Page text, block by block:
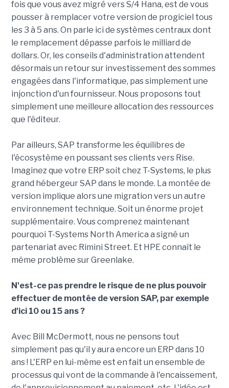
fois que vous avez migré vers S/4 Hana, est de vous
pousser à remplacer votre version de progiciel tous
les 3 à 5 ans. On parle ici de systèmes centraux dont
le remplacement dépasse parfois le milliard de
dollars. Or, les conseils d'administration attendent
désormais un retour sur investissement des sommes
engagées dans l'informatique, pas simplement une
injonction d'un fournisseur. Nous proposons tout
simplement une meilleure allocation des ressources
que l'éditeur.
Par ailleurs, SAP transforme les équilibres de
l'écosystème en poussant ses clients vers Rise.
Imaginez que votre ERP soit chez T-Systems, le plus
grand hébergeur SAP dans le monde. La montée de
version implique alors une migration vers un autre
environnement technique. Soit un énorme projet
supplémentaire. Vous comprenez maintenant
pourquoi T-Systems North America a signé un
partenariat avec Rimini Street. Et HPE connaît le
même problème sur Greenlake.
N'est-ce pas prendre le risque de ne plus pouvoir
effectuer de montée de version SAP, par exemple
d'ici 10 ou 15 ans ?
Avec Bill McDermott, nous ne pensons tout
simplement pas qu'il y aura encore un ERP dans 10
ans ! L'ERP en lui-même est en fait un ensemble de
processus qui vont de la commande à l'encaissement,